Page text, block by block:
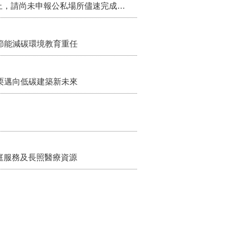
115年第2季固定源空污費申報已於7月底截止，請尚未申報公私場所儘速完成申繳，以免面臨滯納金及罰鍰!
減碳環境教育重任
向低碳建築新未來
服務及長照醫療資源